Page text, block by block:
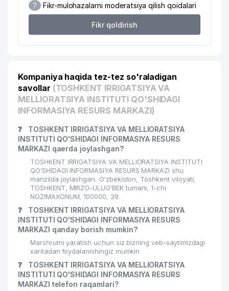
20 TAMARA XONIM UY-MUZEYI 536 м
METEOINFOSISTEM BOSHQARMASI
22 IFT INNOVATION MChJ 680 м
24
INTELLECT NODAVLAT TA'LIM
MUASSASASI
25 FRIGO DINAMIC MChJ
26 SILA SVETA XUSUSIY KORXONASI 784 м
27
MIRZAKALON ISMOILIY MAHALLA
QO'MITASI
871 м
28 QIZIL XOCH XALQARO QO'MITASI II 885 м
29
HOKIMIYATI
888 м
MAHALLA FONDI MIRZO-ULUGBEK
BO'LIMI
31
EXPRESS BUSINESS RESOURCE
MChJ
909 м
? Fikr-mulohazalarni moderatsiya qilish qoidalari
Fikr qoldirish
Kompaniya haqida tez-tez so'raladigan
savollar (TOSHKENT IRRIGATSIYA VA
MELLIORATSIYA INSTITUTI QO'SHIDAGI
INFORMASIYA RESURS MARKAZI)
❓
TOSHKENT IRRIGATSIYA VA MELLIORATSIYA
INSTITUTI QO'SHIDAGI INFORMASIYA RESURS
MARKAZI qaerda joylashgan?
TOSHKENT IRRIGATSIYA VA MELLIORATSIYA INSTITUTI
QO'SHIDAGI INFORMASIYA RESURS MARKAZI shu
manzilda joylashgan: O'zbekiston, Toshkent viloyati,
TOSHKENT, MIRZO-ULUG'BEK tumani, 1-chi
NOZIMAXONUM, 100000, 39.
❓
TOSHKENT IRRIGATSIYA VA MELLIORATSIYA
INSTITUTI QO'SHIDAGI INFORMASIYA RESURS
MARKAZI qanday borish mumkin?
Marshrutni yaratish uchun siz bizning veb-saytimizdagi
xaritadan foydalanishingiz mumkin
❓
TOSHKENT IRRIGATSIYA VA MELLIORATSIYA
INSTITUTI QO'SHIDAGI INFORMASIYA RESURS
MARKAZI telefon raqamlari?